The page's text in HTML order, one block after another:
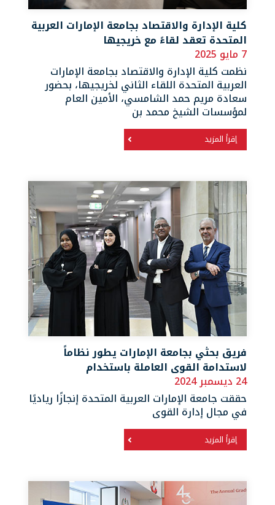
كلية الإدارة والاقتصاد بجامعة الإمارات العربية
المتحدة تعقد لقاءً مع خريجيها
7 مايو 2025
نظمت كلية الإدارة والاقتصاد بجامعة الإمارات
العربية المتحدة اللقاء الثاني لخريجيها، بحضور
سعادة مريم حمد الشامسي، الأمين العام
لمؤسسات الشيخ محمد بن
إقرأ المزيد
فريق بحثي بجامعة الإمارات يطور نظاماً
لاستدامة القوى العاملة باستخدام
24 ديسمبر 2024
حققت جامعة الإمارات العربية المتحدة إنجازًا رياديًا
في مجال إدارة القوى
إقرأ المزيد